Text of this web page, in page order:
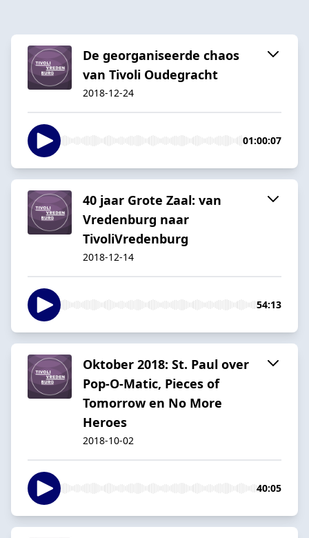
De georganiseerde chaos
van Tivoli Oudegracht
2018-12-24
01:00:07
40 jaar Grote Zaal: van
Vredenburg naar
TivoliVredenburg
2018-12-14
54:13
Oktober 2018: St. Paul over
Pop-O-Matic, Pieces of
Tomorrow en No More
Heroes
2018-10-02
40:05